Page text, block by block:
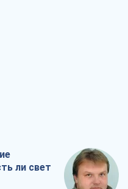
ли свет